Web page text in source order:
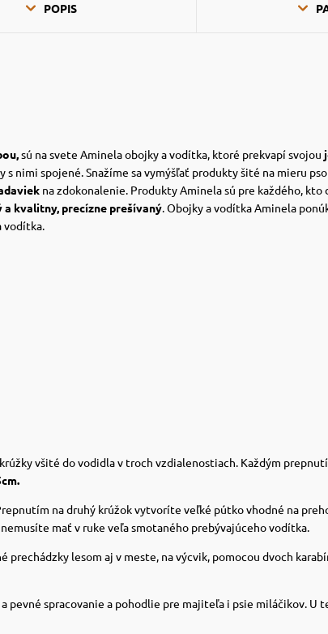
POPIS
,sú na svete Aminela obojky a vodítka, ktoré prekvapí svojou
s nimi spojené.Snažíme sa vymýšľať produkty šité na mieru
na zdokonalenie. Produkty Aminela sú pre každého,
a kvalitny, precízne prešívaný.Obojky a vodítka Aminela
vodítka.
všité do vodidla v troch vzdialenostiach. Každým
na druhý krúžok vytvoríte veľké pútko vhodné na
mať v ruke veľa smotaného prebývajúceho vodítka.
lesom aj v meste, na výcvik, pomocou dvoch
pevné spracovanie a pohodlie pre majiteľa i psie miláčikov.